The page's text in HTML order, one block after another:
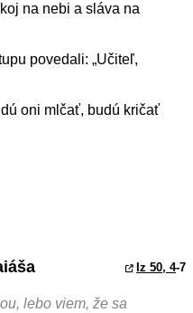
na nebi a sláva na
povedali: „Učiteľ,
oni mlčať, budú kričať
Iz 50, 4-7
lebo viem, že sa